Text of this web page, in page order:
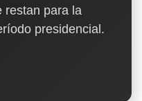
restan para la
presidencial.